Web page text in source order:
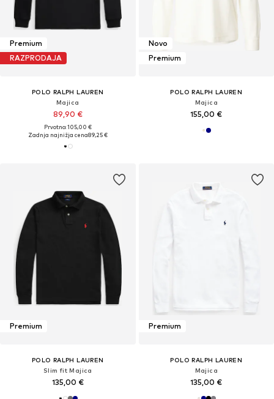
Premium
RAZPRODAJA
POLO RALPH LAUREN
Majica
89,90 €
Prvotno: 105,00 €
Zadnja najnižja cena89,25 €
Novo
Premium
POLO RALPH LAUREN
Majica
155,00 €
Premium
POLO RALPH LAUREN
Slim fit Majica
135,00 €
Premium
POLO RALPH LAUREN
Majica
135,00 €